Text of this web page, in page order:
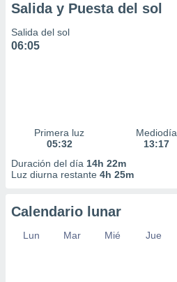
Salida y Puesta del sol
Salida del sol
06:05
Primera luz
05:32
Mediodía
13:17
Duración del día 14h 22m
Luz diurna restante 4h 25m
Calendario lunar
Lun Mar Mié Jue